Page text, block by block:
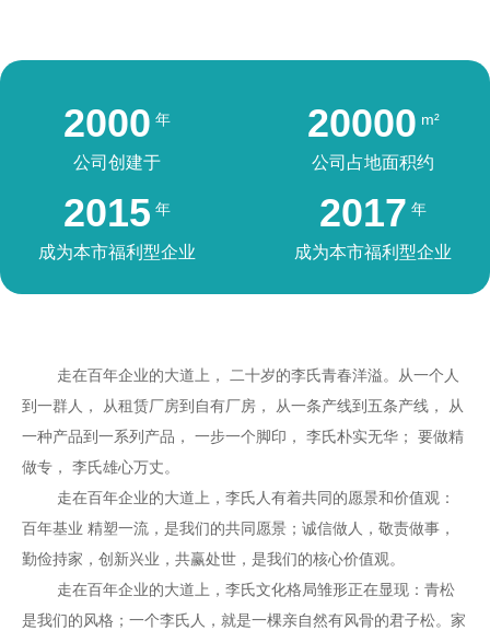
2000 年
公司创建于
20000 m²
公司占地面积约
2015 年
成为本市福利型企业
2017 年
成为本市福利型企业
走在百年企业的大道上， 二十岁的李氏青春洋溢。从一个人
到一群人， 从租赁厂房到自有厂房， 从一条产线到五条产线， 从
一种产品到一系列产品， 一步一个脚印， 李氏朴实无华； 要做精
做专， 李氏雄心万丈。
走在百年企业的大道上，李氏人有着共同的愿景和价值观：
百年基业 精塑一流，是我们的共同愿景；诚信做人，敬责做事，
勤俭持家，创新兴业，共赢处世，是我们的核心价值观。
走在百年企业的大道上，李氏文化格局雏形正在显现：青松
是我们的风格；一个李氏人，就是一棵亲自然有风骨的君子松。家